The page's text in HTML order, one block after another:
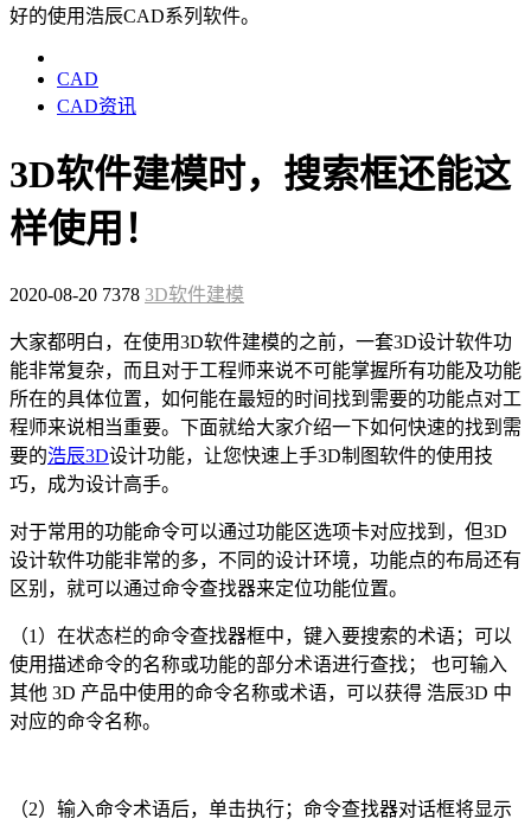
好的使用浩辰CAD系列软件。
CAD
CAD资讯
3D软件建模时，搜索框还能这
样使用！
2020-08-20 7378 3D软件建模
大家都明白，在使用3D软件建模的之前，一套3D设计软件功
能非常复杂，而且对于工程师来说不可能掌握所有功能及功能
所在的具体位置，如何能在最短的时间找到需要的功能点对工
程师来说相当重要。下面就给大家介绍一下如何快速的找到需
要的浩辰3D设计功能，让您快速上手3D制图软件的使用技
巧，成为设计高手。
对于常用的功能命令可以通过功能区选项卡对应找到，但3D
设计软件功能非常的多，不同的设计环境，功能点的布局还有
区别，就可以通过命令查找器来定位功能位置。
（1）在状态栏的命令查找器框中，键入要搜索的术语；可以
使用描述命令的名称或功能的部分术语进行查找； 也可输入
其他 3D 产品中使用的命令名称或术语，可以获得 浩辰3D 中
对应的命令名称。
（2）输入命令术语后，单击执行；命令查找器对话框将显示